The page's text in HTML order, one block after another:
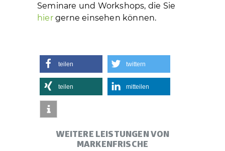
Seminare und Workshops, die Sie
hiergerne einsehen können.
teilen twittern
teilen mitteilen
WEITERE LEISTUNGEN VON
MARKENFRISCHE